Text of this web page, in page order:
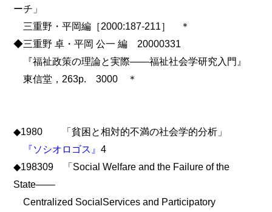
ーチ」
三重野・平岡編［2000:187-211］ ＊
◆三重野 卓・平岡 公一 編 20000331
『福祉政策の理論と実際――福祉社会学研究入門』
東信堂，263p. 3000 ＊
◆1980 「貧困と相対的不満の社会学的分析」
『ソシオロゴス』4
◆198309 「Social Welfare and the Failure of the
State――
Centralized SocialServices and Participatory